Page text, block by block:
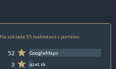
Na základe 55 hodnotení z portálov:
52 GoogleMaps
3 azet.sk